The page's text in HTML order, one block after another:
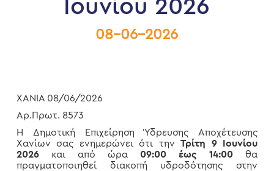
Ιουνίου 2026
08-06-2026
ΧΑΝΙΑ 08/06/2026
Αρ.Πρωτ. 8573
Η Δημοτική Επιχείρηση Ύδρευσης Αποχέτευσης
Χανίων σας ενημερώνει ότι τηνΤρίτη 9 Ιουνίου
2026 και από ώρα 09:00 έως 14:00 θα
πραγματοποιηθεί διακοπή υδροδότησης στην